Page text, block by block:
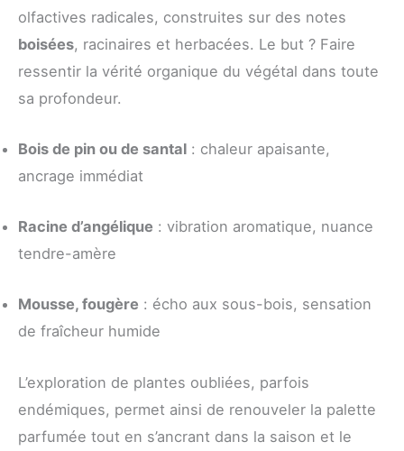
olfactives radicales, construites sur des notes
boisées, racinaires et herbacées. Le but ? Faire
ressentir la vérité organique du végétal dans toute
sa profondeur.
Bois de pin ou de santal : chaleur apaisante,
ancrage immédiat
Racine d’angélique : vibration aromatique, nuance
tendre-amère
Mousse, fougère : écho aux sous-bois, sensation
de fraîcheur humide
L’exploration de plantes oubliées, parfois
endémiques, permet ainsi de renouveler la palette
parfumée tout en s’ancrant dans la saison et le